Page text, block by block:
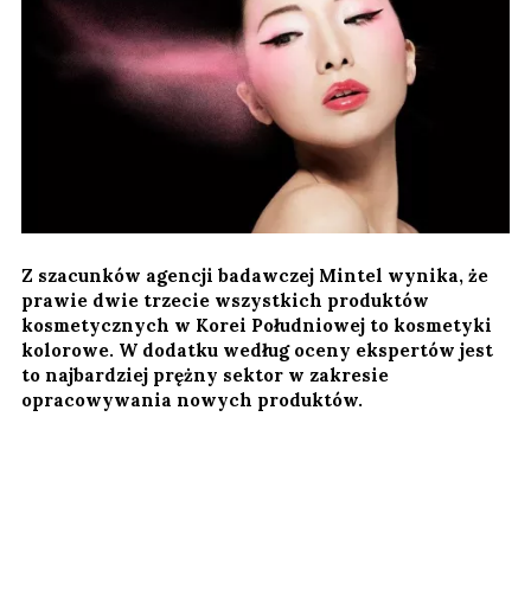
Z szacunków agencji badawczej Mintel wynika, że ​​
prawie dwie trzecie wszystkich produktów
kosmetycznych w Korei Południowej to kosmetyki
kolorowe. W dodatku według oceny ekspertów jest
to najbardziej prężny sektor w zakresie
opracowywania nowych produktów.